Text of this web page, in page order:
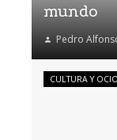
mundo
Pedro
CULTURA Y OCIO